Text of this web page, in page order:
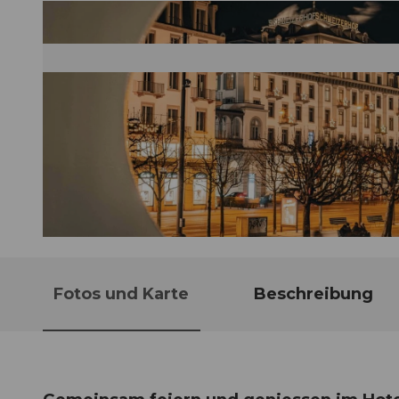
Fotos und Karte Beschreibung